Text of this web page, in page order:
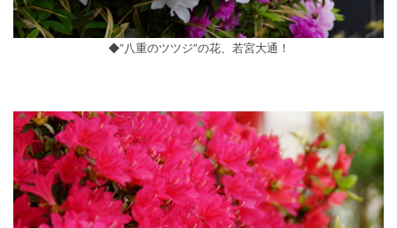
◆”八重のツツジ”の花、若宮大通！